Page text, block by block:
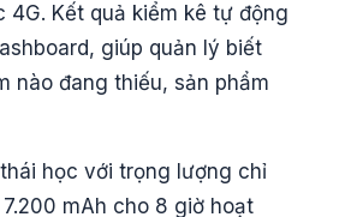
4G. Kết quả kiểm kê tự động
giúp quản lý biết
nào đang thiếu, sản phẩm
học với trọng lượng chỉ
mAh cho 8 giờ hoạt